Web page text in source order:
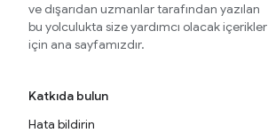
ve dışarıdan uzmanlar tarafından yazılan
bu yolculukta size yardımcı olacak içerikler
için ana sayfamızdır.
Katkıda bulun
Hata bildirin